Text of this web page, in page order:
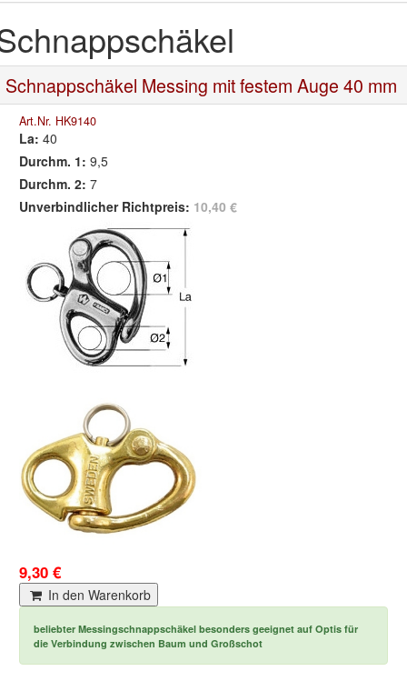
Schnappschäkel Messing mit festem Auge 40 mm
Art.Nr. HK9140
La: 40
Durchm. 1: 9,5
Durchm. 2: 7
Unverbindlicher Richtpreis: 10,40 €
9,30 €
In den Warenkorb
beliebter Messingschnappschäkel besonders geeignet auf Optis für
die Verbindung zwischen Baum und Großschot